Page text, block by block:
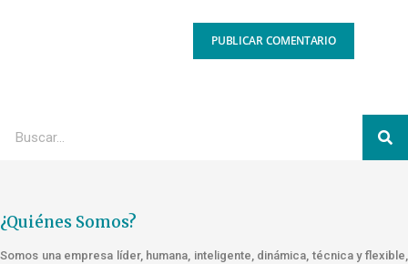
¿Quiénes Somos?
Somos una empresa líder, humana, inteligente, dinámica, técnica y flexible,